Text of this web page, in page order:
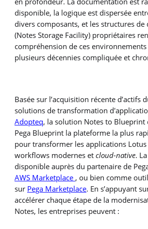
disponible, la logique est dispersée
divers composants, et les structures de
(Notes Storage Facility) propriétaires
compréhension de ces
plusieurs décennies compliquée et
Basée sur l’acquisition récente d’actifs
solutions de transformation
Adopteq, la solution Notes to Blueprint
Pega Blueprint la plateforme la plus
pour transformer les applications Lotus
workflows modernes et cloud-native.
disponible auprès du partenaire de
AWS Marketplace , ou bien comme
sur Pega Marketplace. En s’appuyant
accélérer chaque étape de la
Notes, les entreprises peuvent :